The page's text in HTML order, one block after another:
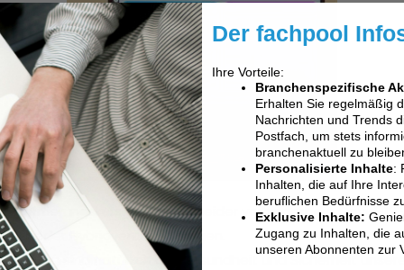
gestartet. Leider verhindert die Covid-
oder Hybridveranstaltungen.
sind natürlich die Gesundheit und Sicherheit
Der fachpool
Ihre Vorteile:
Branchenspezifische
Erhalten Sie regelmäßig
Nachrichten und Trends
Postfach, um stets
branchenaktuell zu
Personalisierte Inhalte:
Inhalten, die auf Ihre
beruflichen Bedürfnisse
Exklusive Inhalte:
Zugang zu Inhalten, die
unseren Abonnenten zur